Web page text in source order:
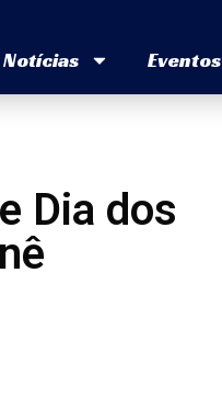
Notícias Eventos
Dia dos